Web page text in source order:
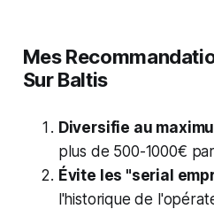
Mes
Sur Baltis
Diversifie au
plus de 500-1000€
Évite les "serial
l'historique de